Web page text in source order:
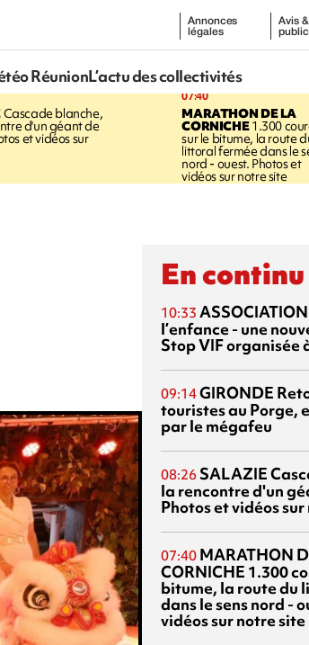
Annonces
légales
Avis
RéunionL’actu des collectivités
Cascade blanche,
d'un géant de
et vidéos sur
07:40
MARATHON DE LA
CORNICHE1.300
sur le bitume, la route
littoral fermée dans le
nord - ouest. Photos et
vidéos sur notre site
En continu
10:33
l’enfance - une
Stop VIF organisée
09:14GIRONDE
touristes au Porge,
par le mégafeu
08:26 SALAZIE
la rencontre d'un
Photos et vidéos
07:40 MARATHON
CORNICHE 1.300
bitume, la route du
dans le sens nord -
vidéos sur notre site